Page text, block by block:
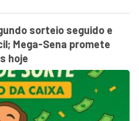
sorteio seguido e
Mega-Sena promete
hoje